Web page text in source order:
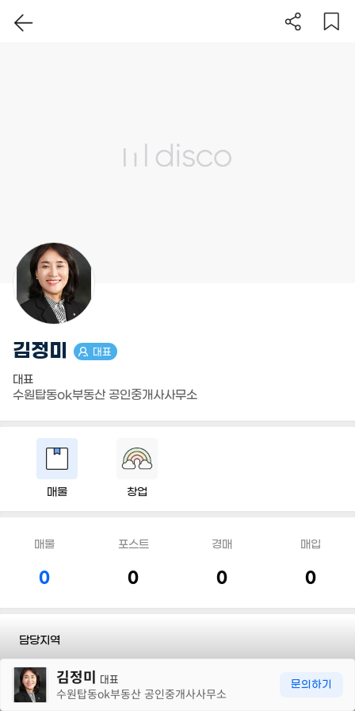
김정미 대표
대표
수원탑동ok부동산 공인중개사사무소
매물 창업
매물
0
포스트
0
경매
0
매입
0
담당지역
전화 김정미 대표
수원탑동ok부동산 공인중개사사무소
문의하기